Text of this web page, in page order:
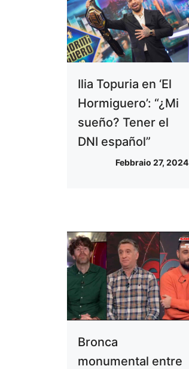
Ilia Topuria en ‘El
Hormiguero’: “¿Mi
sueño? Tener el
DNI español”
Febbraio 27, 2024
Bronca
monumental entre